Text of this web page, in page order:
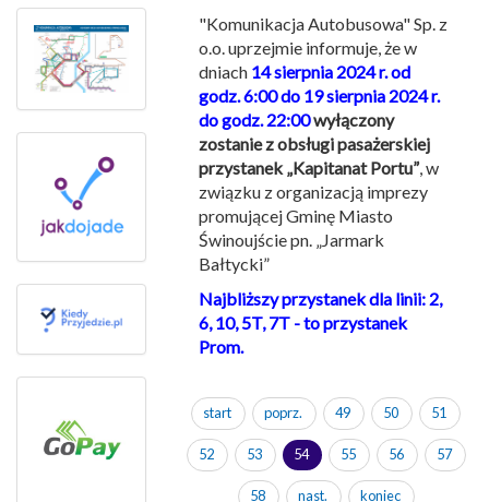
"Komunikacja Autobusowa" Sp. z
o.o. uprzejmie informuje, że w
dniach 14 sierpnia 2024 r. od
godz. 6:00 do 19 sierpnia 2024 r.
do godz. 22:00wyłączony
zostanie z obsługi pasażerskiej
przystanek „Kapitanat Portu”, w
związku z organizacją imprezy
promującej Gminę Miasto
Świnoujście pn. „Jarmark
Bałtycki”
Najbliższy przystanek dla linii: 2,
6, 10, 5T, 7T - to przystanek
Prom.
start poprz. 49 50 51
52 53 54 55 56 57
58 nast. koniec